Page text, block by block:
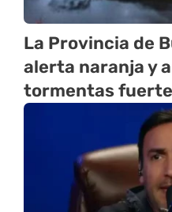
La Provincia de
alerta naranja y
tormentas